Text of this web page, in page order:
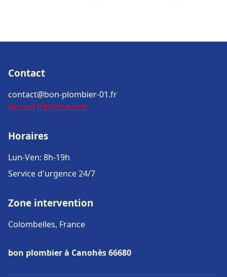
Contact
contact@bon-plombier-01.fr
Accueil Informations
Horaires
Lun-Ven: 8h-19h
Service d'urgence 24/7
Zone intervention
Colombelles, France
bon plombier à Canohès 66680